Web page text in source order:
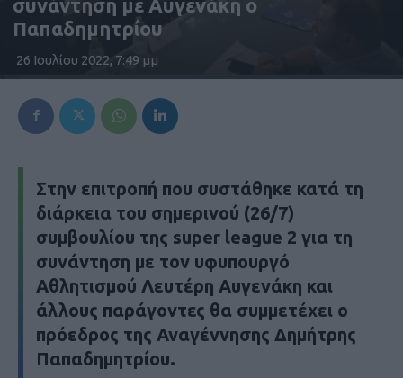
συνάντηση με Αυγενάκη ο
Παπαδημητρίου
26 Ιουλίου 2022, 7:49 μμ
Στην επιτροπή που συστάθηκε κατά τη
διάρκεια του σημερινού (26/7)
συμβουλίου της super league 2 για τη
συνάντηση με τον υφυπουργό
Αθλητισμού Λευτέρη Αυγενάκη και
άλλους παράγοντες θα συμμετέχει ο
πρόεδρος της Αναγέννησης Δημήτρης
Παπαδημητρίου.